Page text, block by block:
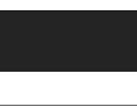
passa bra in i Dackarna.
till de flesta banorna i